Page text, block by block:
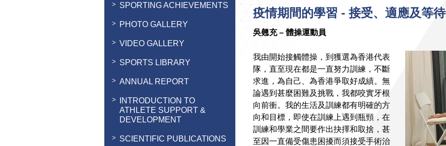
SPORTING ACHIEVEMENTS
PHOTO GALLERY
VIDEO GALLERY
SPORTS LIBRARY
ANNUAL REPORT
INTRODUCTION TO
ATHLETE SUPPORT &
DEVELOPMENT
SCIENTIFIC PUBLICATIONS
疫情期間的學習 - 接受、適應及等待
吳翹充– 體操運動員
我由開始接觸體操，到獲選為香港代表
隊，直至現在都是一直努力訓練，不斷
求進，為自己、為香港爭取好成績。無
論遇到甚麼困難及挑戰，我都咬實牙根
向前衝。我的生活及訓練都有明確的方
向和目標，即使在訓練上遇到瓶頸，在
訓練和學業之間要作出抉擇和取捨，甚
至因一直備受傷患困擾而須接受手術治